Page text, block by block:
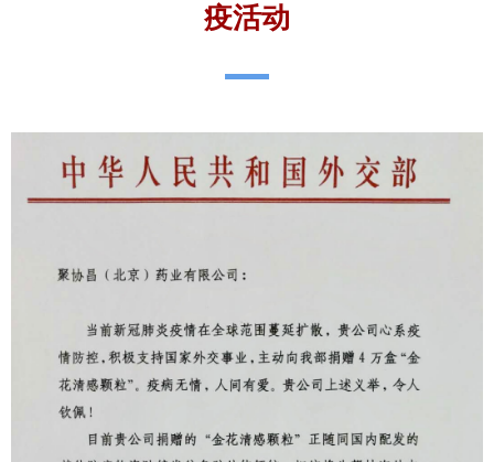
疫活动